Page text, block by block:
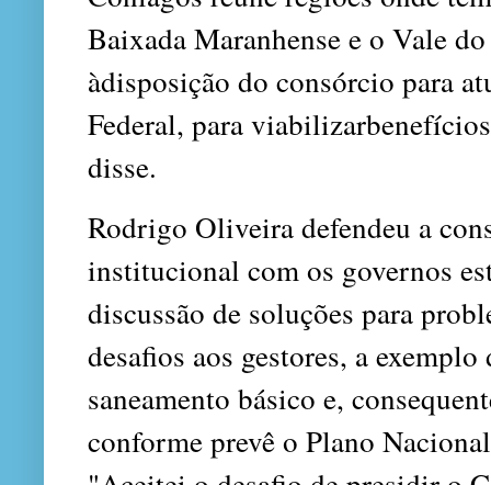
Baixada Maranhense e o Vale
àdisposição do consórcio para
Federal, para
disse.
Rodrigo Oliveira defendeu a
institucional com os governos
discussão de soluções para
desafios aos gestores, a
saneamento básico e,
conforme prevê o Plano